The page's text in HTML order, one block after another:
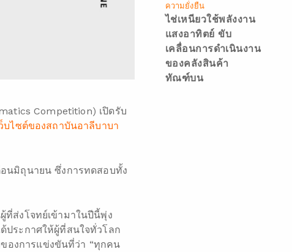
Competition) เปิดรับ
บไซต์ของสถาบันอาลีบาบา
อนมิถุนายน ซึ่งการทดสอบทั้ง
ส่งโจทย์เข้ามาในปีนี้พุ่ง
ประกาศให้ผู้ที่สนใจทั่วโลก
องการแข่งขันที่ว่า “ทุกคน
ความยั่งยืน
ไช่เหนียวใช้พลังงาน
แสงอาทิตย์ ขับ
เคลื่อนการดำเนินงาน
ของคลังสินค้า
ทัณฑ์บน